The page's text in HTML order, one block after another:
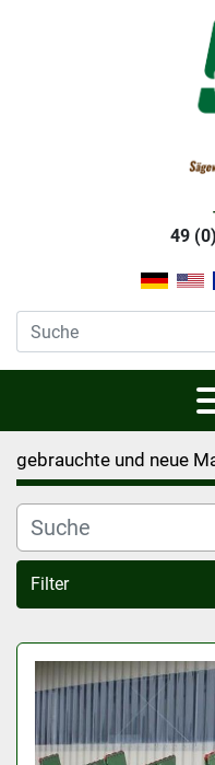
49
gebrauchte und neue
Filter
Alle Kategorien